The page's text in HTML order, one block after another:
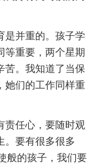
并重的。孩子学
等重要，两个星期
苦。我知道了当保
她们的工作同样重
任心，要随时观
。要有很多很多
般的孩子，我们要